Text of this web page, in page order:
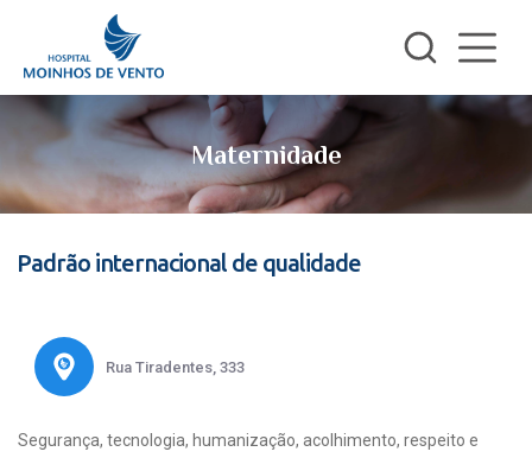
Maternidade
Padrão internacional de qualidade
Rua Tiradentes, 333
Segurança, tecnologia, humanização, acolhimento, respeito e